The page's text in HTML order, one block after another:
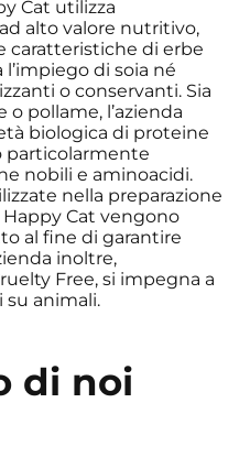
Cat utilizza
alto valore nutritivo,
caratteristiche di erbe
di soia né
o conservanti. Sia
pollame, l’azienda
biologica di proteine
particolarmente
nobili e aminoacidi.
nella preparazione
Cat vengono
al fine di garantire
inoltre,
Free, si impegna a
animali.
di noi